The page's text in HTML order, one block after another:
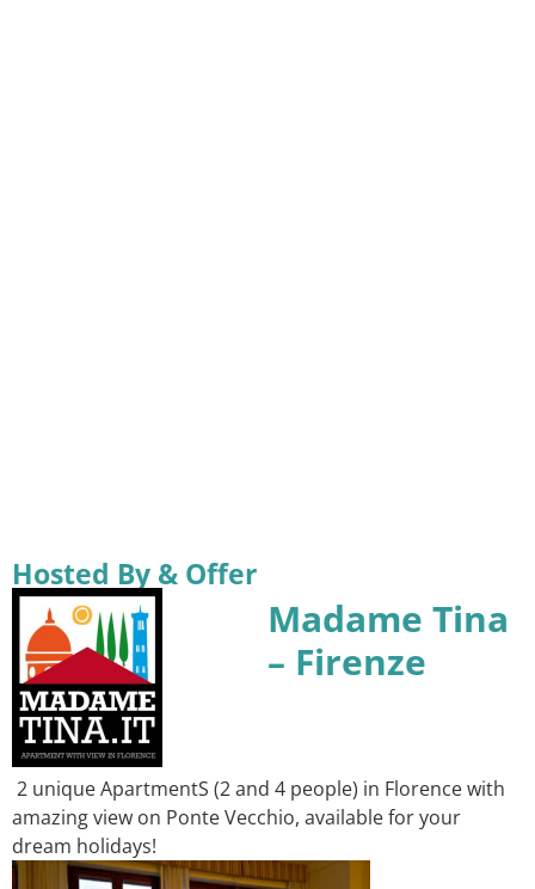
Hosted By & Offer
Madame Tina
– Firenze
2 unique ApartmentS (2 and 4 people) in Florence with
amazing view on Ponte Vecchio, available for your
dream holidays!